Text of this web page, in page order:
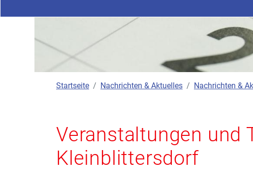
Startseite Nachrichten & Aktuelles Nachrichten &
Veranstaltungen und
Kleinblittersdorf